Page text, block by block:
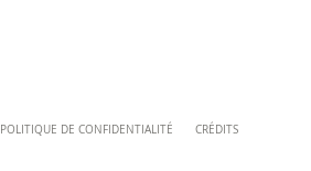
POLITIQUE DE CONFIDENTIALITÉ CRÉDITS